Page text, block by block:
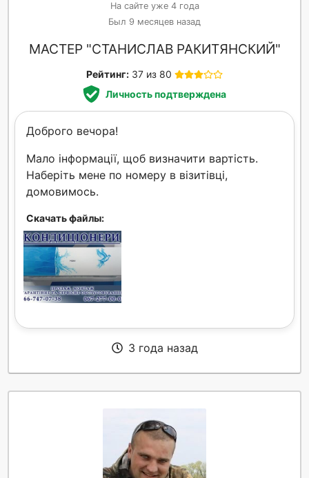
На сайте уже 4 года
Был 9 месяцев назад
МАСТЕР "СТАНИСЛАВ РАКИТЯНСКИЙ"
Рейтинг: 37 из 80
Личность подтверждена
Доброго вечора!
Мало інформації, щоб визначити вартість.
Наберіть мене по номеру в візитівці,
домовимось.
Скачать файлы:
3 года назад